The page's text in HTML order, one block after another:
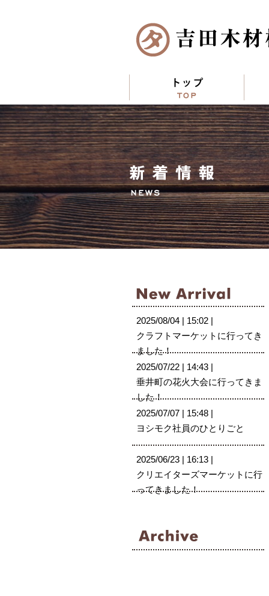
2025/08/04 | 15:02 |
クラフトマーケットに行ってき
ました！
2025/07/22 | 14:43 |
垂井町の花火大会に行ってきま
した！
2025/07/07 | 15:48 |
ヨシモク社員のひとりごと
2025/06/23 | 16:13 |
クリエイターズマーケットに行
ってきました！